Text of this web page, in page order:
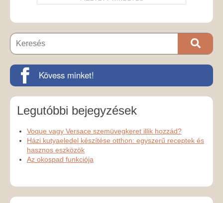
Kövess minket!
Legutóbbi bejegyzések
Voque vagy Versace szemüvegkeret illik hozzád?
Házi kutyaeledel készítése otthon: egyszerű receptek és
hasznos eszközök
Az okospad funkciója